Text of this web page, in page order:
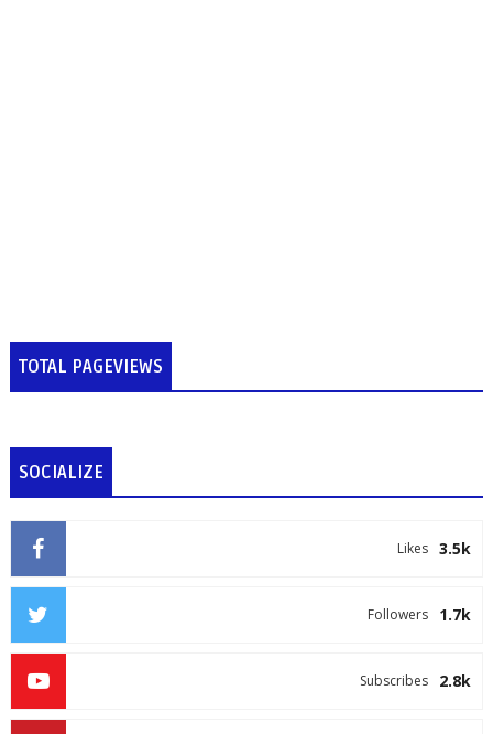
TOTAL PAGEVIEWS
SOCIALIZE
3.5k
Likes
1.7k
Followers
2.8k
Subscribes